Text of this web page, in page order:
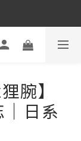
腕】
日系